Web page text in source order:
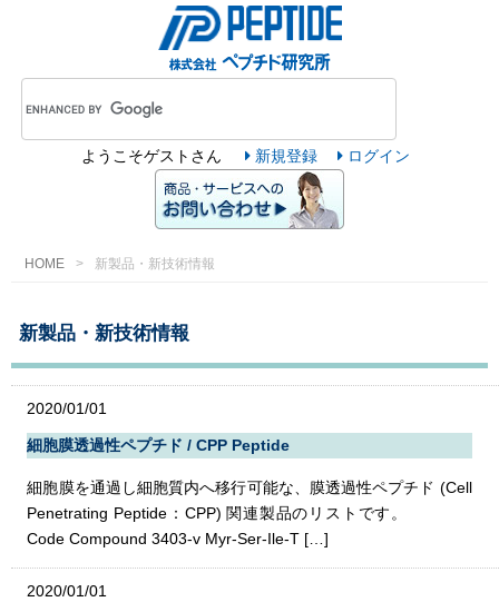
ようこそゲスト さん 新規登録 ログイン
HOME 新製品・新技術情報
新製品・新技術情報
2020/01/01
細胞膜透過性ペプチド / CPP Peptide
細胞膜を通過し細胞質内へ移行可能な、膜透過性ペプチド (Cell
Penetrating Peptide：CPP) 関連製品のリストです。
Code Compound 3403-v Myr-Ser-Ile-T […]
2020/01/01